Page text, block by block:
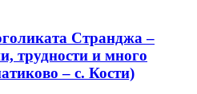
Странджа –
трудности и много
– с. Кости)